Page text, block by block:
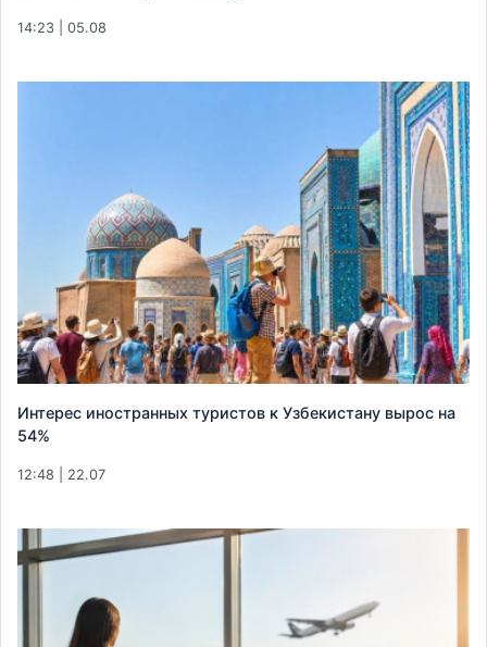
14:23 | 05.08
Интерес иностранных туристов к Узбекистану вырос на
54%
12:48 | 22.07